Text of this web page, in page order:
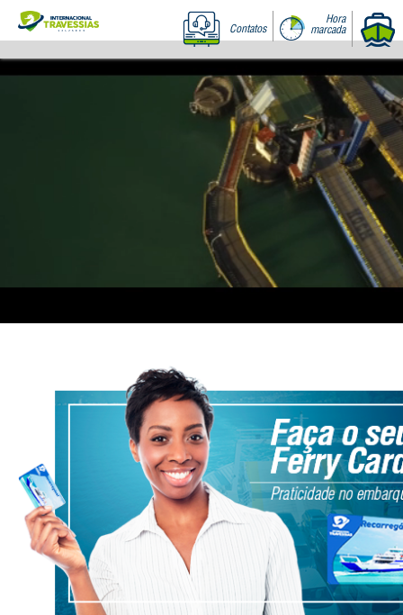
Contatos
Hora
marcada